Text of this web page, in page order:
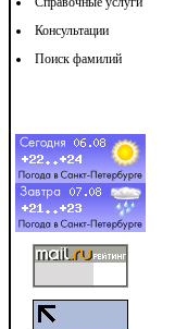
Консультации
Поиск фамилий